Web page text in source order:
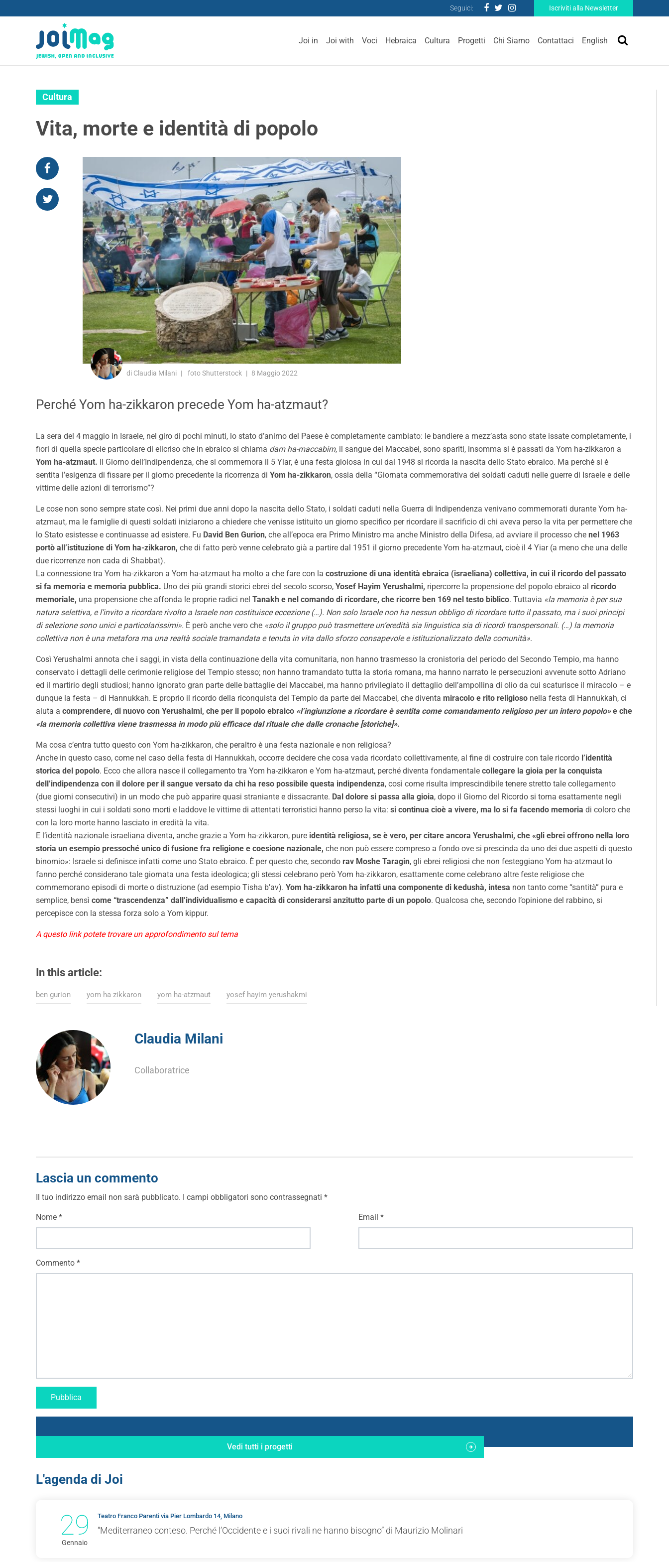
Seguici: Iscriviti alla Newsletter
Joi in Joi with Voci Hebraica Cultura Progetti Chi Siamo Contattaci English
Vedi tutti i progetti
L'agenda di Joi
29
Gennaio
Teatro Franco Parenti via Pier Lombardo 14, Milano
“Mediterraneo conteso. Perché l’Occidente e i suoi rivali ne hanno bisogno” di Maurizio Molinari
Cultura
Vita, morte e identità di popolo
di Claudia Milani foto Shutterstock 8 Maggio 2022
Perché Yom ha-zikkaron precede Yom ha-atzmaut?
La sera del 4 maggio in Israele, nel giro di pochi minuti, lo stato d’animo del Paese è completamente cambiato: le bandiere a mezz’asta sono state issate completamente, i
fiori di quella specie particolare di elicriso che in ebraico si chiama dam ha-maccabim, il sangue dei Maccabei, sono spariti, insomma si è passati da Yom ha-zikkaron a
Yom ha-atzmaut. Il Giorno dell’Indipendenza, che si commemora il 5 Yiar, è una festa gioiosa in cui dal 1948 si ricorda la nascita dello Stato ebraico. Ma perché si è
sentita l’esigenza di fissare per il giorno precedente la ricorrenza di Yom ha-zikkaron, ossia della “Giornata commemorativa dei soldati caduti nelle guerre di Israele e delle
vittime delle azioni di terrorismo”?
Le cose non sono sempre state così. Nei primi due anni dopo la nascita dello Stato, i soldati caduti nella Guerra di Indipendenza venivano commemorati durante Yom ha-
atzmaut, ma le famiglie di questi soldati iniziarono a chiedere che venisse istituito un giorno specifico per ricordare il sacrificio di chi aveva perso la vita per permettere che
lo Stato esistesse e continuasse ad esistere. Fu David Ben Gurion, che all’epoca era Primo Ministro ma anche Ministro della Difesa, ad avviare il processo che nel 1963
portò all’istituzione di Yom ha-zikkaron, che di fatto però venne celebrato già a partire dal 1951 il giorno precedente Yom ha-atzmaut, cioè il 4 Yiar (a meno che una delle
due ricorrenze non cada di Shabbat).
La connessione tra Yom ha-zikkaron a Yom ha-atzmaut ha molto a che fare con la costruzione di una identità ebraica (israeliana) collettiva, in cui il ricordo del passato
si fa memoria e memoria pubblica. Uno dei più grandi storici ebrei del secolo scorso, Yosef Hayim Yerushalmi, ripercorre la propensione del popolo ebraico al ricordo
memoriale, una propensione che affonda le proprie radici nel Tanakh e nel comando di ricordare, che ricorre ben 169 nel testo biblico. Tuttavia «la memoria è per sua
natura selettiva, e l’invito a ricordare rivolto a Israele non costituisce eccezione (…). Non solo Israele non ha nessun obbligo di ricordare tutto il passato, ma i suoi principi
di selezione sono unici e particolarissimi». È però anche vero che «solo il gruppo può trasmettere un’eredità sia linguistica sia di ricordi transpersonali. (…) la memoria
collettiva non è una metafora ma una realtà sociale tramandata e tenuta in vita dallo sforzo consapevole e istituzionalizzato della comunità».
Così Yerushalmi annota che i saggi, in vista della continuazione della vita comunitaria, non hanno trasmesso la cronistoria del periodo del Secondo Tempio, ma hanno
conservato i dettagli delle cerimonie religiose del Tempio stesso; non hanno tramandato tutta la storia romana, ma hanno narrato le persecuzioni avvenute sotto Adriano
ed il martirio degli studiosi; hanno ignorato gran parte delle battaglie dei Maccabei, ma hanno privilegiato il dettaglio dell’ampollina di olio da cui scaturisce il miracolo – e
dunque la festa – di Hannukkah. E proprio il ricordo della riconquista del Tempio da parte dei Maccabei, che diventa miracolo e rito religioso nella festa di Hannukkah, ci
aiuta a comprendere, di nuovo con Yerushalmi, che per il popolo ebraico «l’ingiunzione a ricordare è sentita come comandamento religioso per un intero popolo»e che
«la memoria collettiva viene trasmessa in modo più efficace dal rituale che dalle cronache [storiche]».
Ma cosa c’entra tutto questo con Yom ha-zikkaron, che peraltro è una festa nazionale e non religiosa?
Anche in questo caso, come nel caso della festa di Hannukkah, occorre decidere che cosa vada ricordato collettivamente, al fine di costruire con tale ricordo l’identità
storica del popolo. Ecco che allora nasce il collegamento tra Yom ha-zikkaron e Yom ha-atzmaut, perché diventa fondamentale collegare la gioia per la conquista
dell’indipendenza con il dolore per il sangue versato da chi ha reso possibile questa indipendenza, così come risulta imprescindibile tenere stretto tale collegamento
(due giorni consecutivi) in un modo che può apparire quasi straniante e dissacrante. Dal dolore si passa alla gioia, dopo il Giorno del Ricordo si torna esattamente negli
stessi luoghi in cui i soldati sono morti e laddove le vittime di attentati terroristici hanno perso la vita: si continua cioè a vivere, ma lo si fa facendo memoria di coloro che
con la loro morte hanno lasciato in eredità la vita.
E l’identità nazionale israeliana diventa, anche grazie a Yom ha-zikkaron, pure identità religiosa, se è vero, per citare ancora Yerushalmi, che «gli ebrei offrono nella loro
storia un esempio pressoché unico di fusione fra religione e coesione nazionale, che non può essere compreso a fondo ove si prescinda da uno dei due aspetti di questo
binomio»: Israele si definisce infatti come uno Stato ebraico. È per questo che, secondo rav Moshe Taragin, gli ebrei religiosi che non festeggiano Yom ha-atzmaut lo
fanno perché considerano tale giornata una festa ideologica; gli stessi celebrano però Yom ha-zikkaron, esattamente come celebrano altre feste religiose che
commemorano episodi di morte o distruzione (ad esempio Tisha b’av). Yom ha-zikkaron ha infatti una componente di kedushà, intesa non tanto come “santità” pura e
semplice, bensì come “trascendenza” dall’individualismo e capacità di considerarsi anzitutto parte di un popolo. Qualcosa che, secondo l’opinione del rabbino, si
percepisce con la stessa forza solo a Yom kippur.
A questo link potete trovare un approfondimento sul tema
In this article:
ben gurion yom ha zikkaron yom ha-atzmaut yosef hayim yerushakmi
Claudia Milani
Collaboratrice
Lascia un commento
Il tuo indirizzo email non sarà pubblicato. I campi obbligatori sono contrassegnati *
Commento *
Nome * Email *